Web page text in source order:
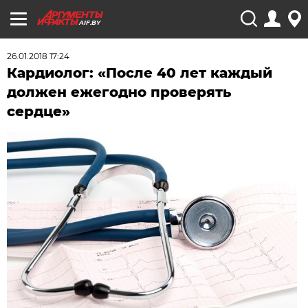
AIF.BY
26.01.2018 17:24
Кардиолог: «После 40 лет каждый
должен ежегодно проверять
сердце»